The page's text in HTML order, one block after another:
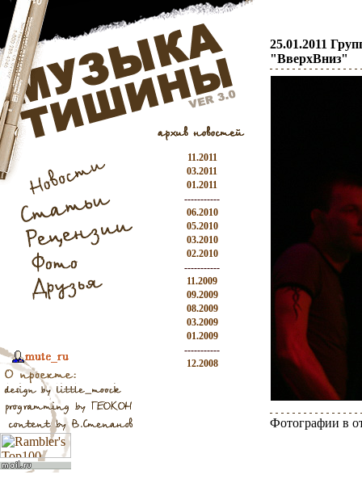
11.2011
03.2011
01.2011
-----------
06.2010
05.2010
03.2010
02.2010
-----------
11.2009
09.2009
08.2009
03.2009
01.2009
-----------
12.2008
25.01.2011
"ВверхВниз"
Фотографии в